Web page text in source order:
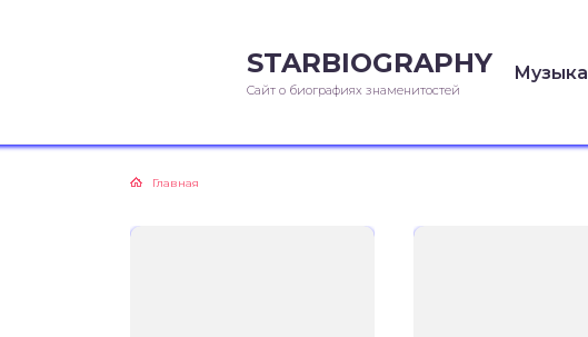
STARBIOGRAPHY
Сайт о биографиях знаменитостей
Музыка
Главная